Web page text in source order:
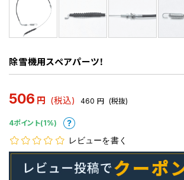
除雪機用スペアパーツ！
506 円 (税込) 460 円 (税抜)
4ポイント(1%)
レビューを書く